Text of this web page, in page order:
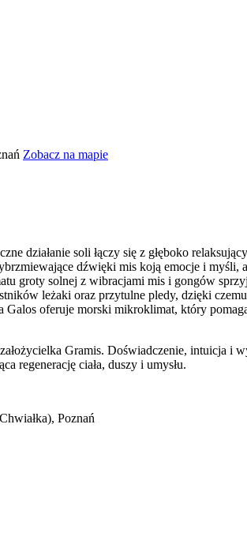
Zobacz na mapie
działanie soli łączy się z głęboko
dźwięki mis koją emocje i myśli, a
groty solnej z wibracjami mis i gongów
leżaki oraz przytulne pledy, dzięki
Galos oferuje morski mikroklimat, który
Gramis. Doświadczenie, intuicja i
regenerację ciała, duszy i umysłu.
Poznań